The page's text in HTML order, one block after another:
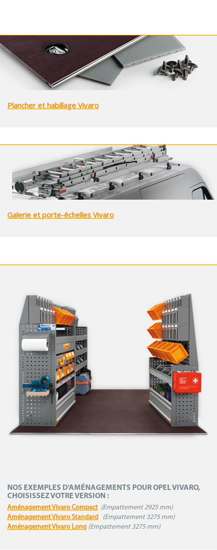
Plancher et habillage Vivaro
Galerie et porte-échelles Vivaro
NOS EXEMPLES D'AMÉNAGEMENTS POUR OPEL VIVARO,
CHOISISSEZ VOTRE VERSION :
Aménagement Vivaro Compact (Empattement 2925 mm)
Aménagement Vivaro Standard
(Empattement 3275 mm)
Aménagement Vivaro Long (Empattement 3275 mm)